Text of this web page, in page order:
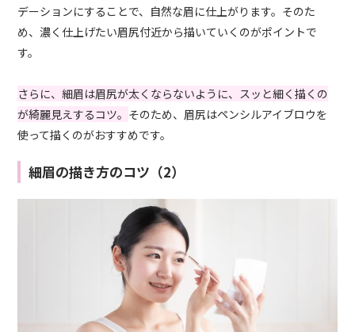
デーションにすることで、自然な眉に仕上がります。そのた
め、濃く仕上げたい眉尻付近から描いていくのがポイントで
す。
さらに、細眉は眉尻が太くならないように、スッと細く描くの
が綺麗見えするコツ。 そのため、眉尻はペンシルアイブロウを
使って描くのがおすすめです。
細眉の描き方のコツ（2）